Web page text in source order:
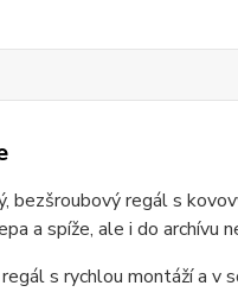
bezšroubový regál s
a spíže, ale i do archívu
s rychlou montáží a v